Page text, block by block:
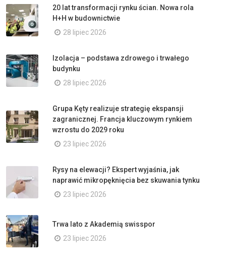
20 lat transformacji rynku ścian. Nowa rola
H+H w budownictwie
28 lipiec 2026
Izolacja – podstawa zdrowego i trwałego
budynku
28 lipiec 2026
Grupa Kęty realizuje strategię ekspansji
zagranicznej. Francja kluczowym rynkiem
wzrostu do 2029 roku
23 lipiec 2026
Rysy na elewacji? Ekspert wyjaśnia, jak
naprawić mikropęknięcia bez skuwania tynku
23 lipiec 2026
Trwa lato z Akademią swisspor
23 lipiec 2026